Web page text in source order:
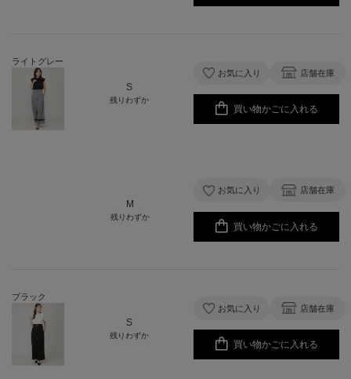
ライトグレー
S
残りわずか
お気に入り 店舗在庫
買い物かごに入れる
M
残りわずか
お気に入り 店舗在庫
買い物かごに入れる
ブラック
S
残りわずか
お気に入り 店舗在庫
買い物かごに入れる